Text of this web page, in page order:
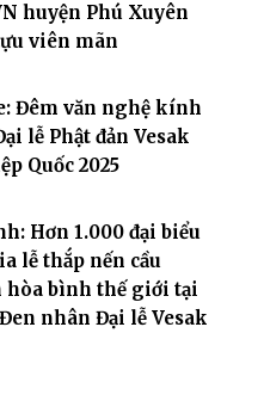
huyện Phú Xuyên
viên mãn
Đêm văn nghệ kính
lễ Phật đản Vesak
Quốc 2025
Hơn 1.000 đại biểu
lễ thắp nến cầu
hòa bình thế giới tại
nhân Đại lễ Vesak